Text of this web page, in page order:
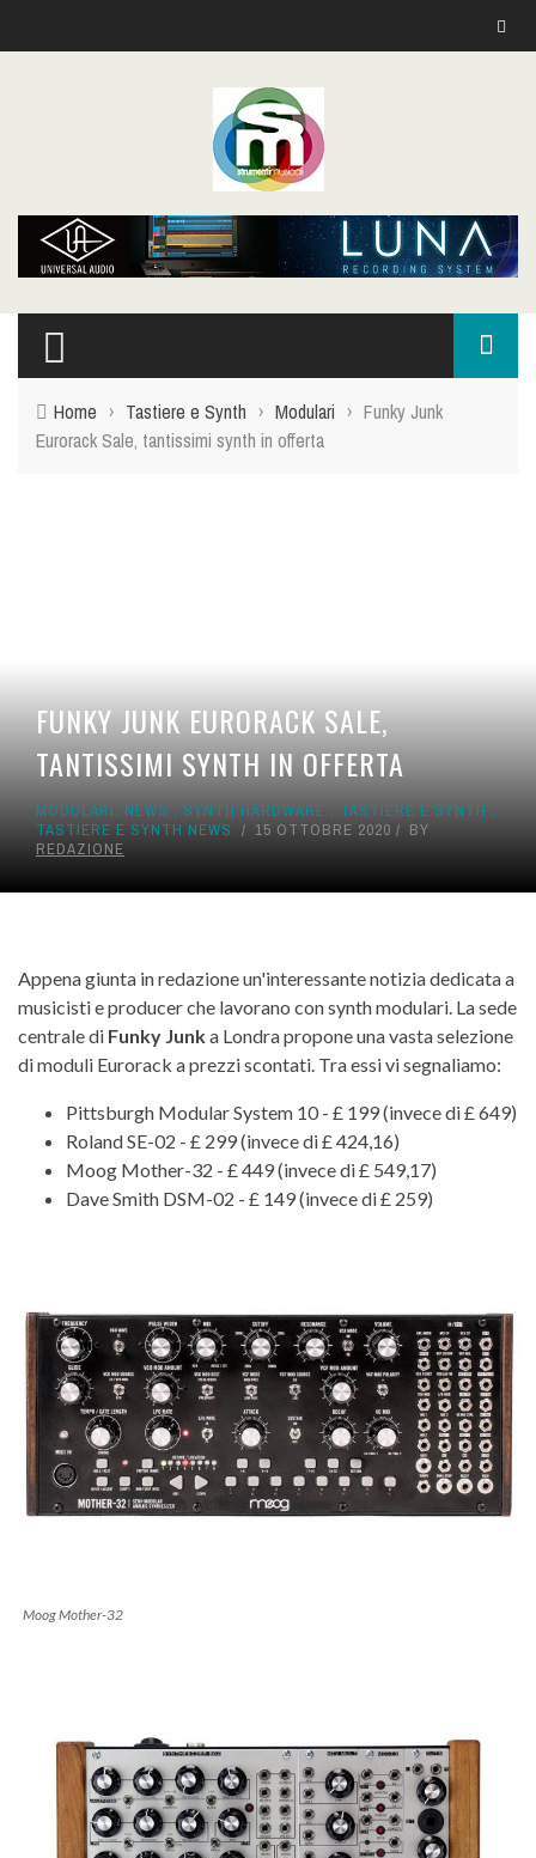
Home › Tastiere e Synth › Modulari › Funky Junk
Eurorack Sale, tantissimi synth in offerta
FUNKY JUNK EURORACK SALE,
TANTISSIMI SYNTH IN OFFERTA
MODULARI, NEWS , SYNTH HARDWARE , TASTIERE E SYNTH ,
TASTIERE E SYNTH NEWS
15 OTTOBRE 2020
BY
REDAZIONE
Appena giunta in redazione un'interessante notizia dedicata a
musicisti e producer che lavorano con synth modulari. La sede
centrale di Funky Junka Londra propone una vasta selezione
di moduli Eurorack a prezzi scontati. Tra essi vi segnaliamo:
Pittsburgh Modular System 10 - £ 199 (invece di £ 649)
Roland SE-02 - £ 299 (invece di £ 424,16)
Moog Mother-32 - £ 449 (invece di £ 549,17)
Dave Smith DSM-02 - £ 149 (invece di £ 259)
Moog Mother-32